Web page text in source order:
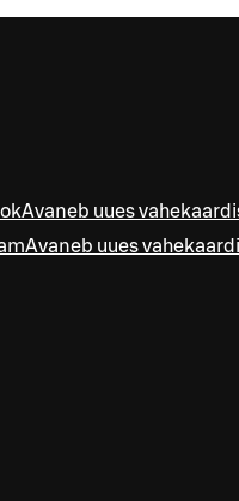
Avaneb uues
Avaneb uues